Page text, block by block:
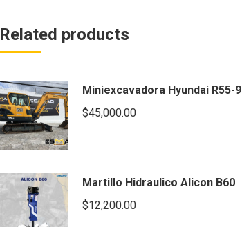
Related products
Miniexcavadora Hyundai R55-9
$45,000.00
Martillo Hidraulico Alicon B60
$12,200.00